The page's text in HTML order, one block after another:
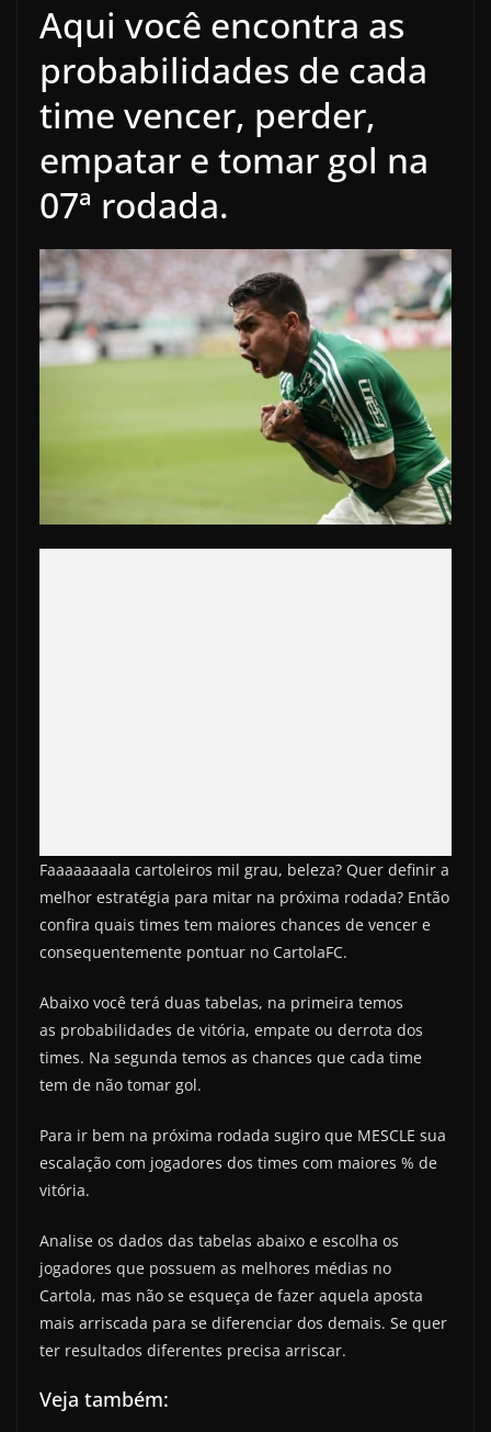
Aqui você encontra as
probabilidades de cada
time vencer, perder,
empatar e tomar gol na
07ª rodada.
Faaaaaaaala cartoleiros mil grau, beleza? Quer definir a
melhor estratégia para mitar na próxima rodada? Então
confira quais times tem maiores chances de vencer e
consequentemente pontuar no CartolaFC.
Abaixo você terá duas tabelas, na primeira temos
as probabilidades de vitória, empate ou derrota dos
times. Na segunda temos as chances que cada time
tem de não tomar gol.
Para ir bem na próxima rodada sugiro que MESCLE sua
escalação com jogadores dos times com maiores % de
vitória.
Analise os dados das tabelas abaixo e escolha os
jogadores que possuem as melhores médias no
Cartola, mas não se esqueça de fazer aquela aposta
mais arriscada para se diferenciar dos demais. Se quer
ter resultados diferentes precisa arriscar.
Veja também: